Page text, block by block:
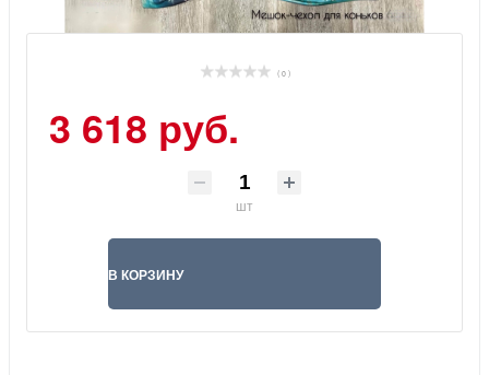
( 0 )
3 618 руб.
шт
В КОРЗИНУ